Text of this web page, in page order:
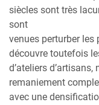
siècles sont très
sont
venues perturber les
découvre toutefois
d’ateliers
remaniement
avec une